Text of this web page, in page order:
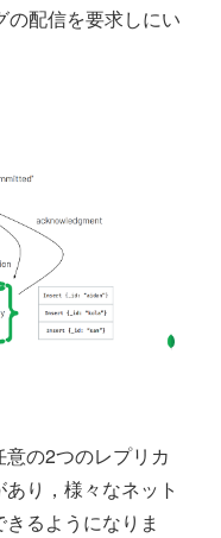
の配信を要求しにい
の2つのレプリカ
り，様々なネット
るようになりま